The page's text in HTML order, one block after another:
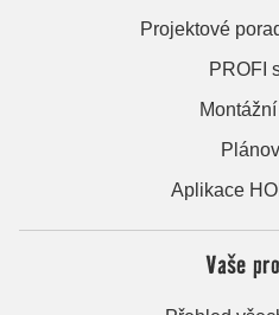
Projektové
PROFI
Aplikace
Vaše